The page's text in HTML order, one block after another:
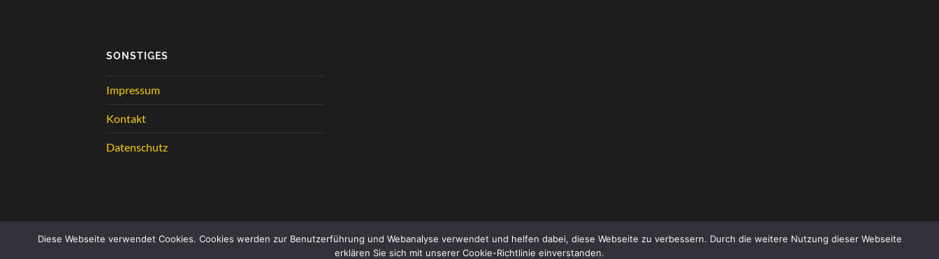
SONSTIGES
Impressum
Kontakt
Datenschutz
Diese Webseite verwendet Cookies. Cookies werden zur Benutzerführung und Webanalyse verwendet und helfen dabei, diese Webseite zu verbessern. Durch die weitere Nutzung dieser Webseite
erklären Sie sich mit unserer Cookie-Richtlinie einverstanden.